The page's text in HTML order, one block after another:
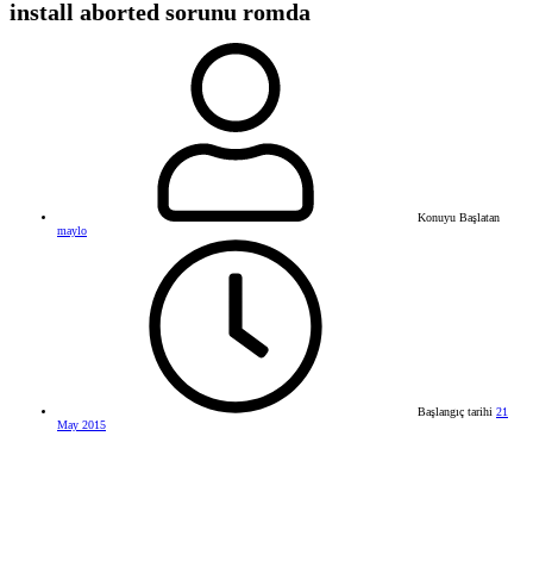
install aborted sorunu romda
Konuyu Başlatan
maylo
Başlangıç tarihi 21
May 2015